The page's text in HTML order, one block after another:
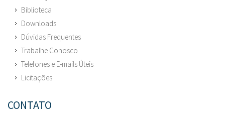
Biblioteca
Downloads
Dúvidas Frequentes
Trabalhe Conosco
Telefones e E-mails Úteis
Licitações
CONTATO